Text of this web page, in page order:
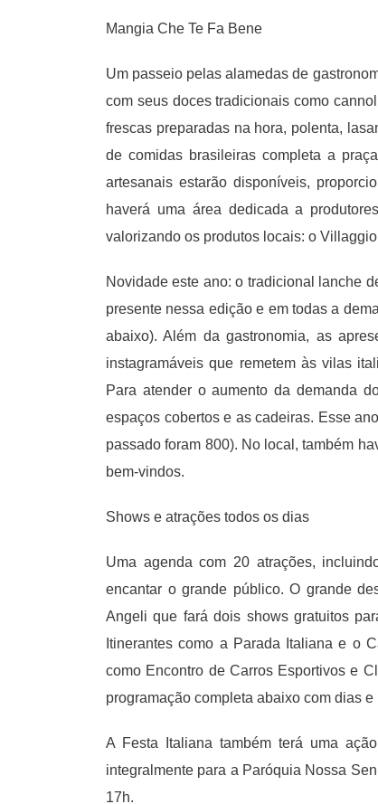
Mangia Che Te Fa Bene
Um passeio pelas alamedas de
com seus doces tradicionais como
frescas preparadas na hora, polenta,
de comidas brasileiras completa a
artesanais estarão disponíveis,
haverá uma área dedicada a
valorizando os produtos locais: o
Novidade este ano: o tradicional lanche
presente nessa edição e em todas a
abaixo). Além da gastronomia, as
instagramáveis que remetem às vilas
Para atender o aumento da demanda
espaços cobertos e as cadeiras. Esse
passado foram 800). No local, também
bem-vindos.
Shows e atrações todos os dias
Uma agenda com 20 atrações,
encantar o grande público. O grande
Angeli que fará dois shows gratuitos
Itinerantes como a Parada Italiana e o
como Encontro de Carros Esportivos e
programação completa abaixo com dias e
A Festa Italiana também terá uma
integralmente para a Paróquia Nossa
17h.